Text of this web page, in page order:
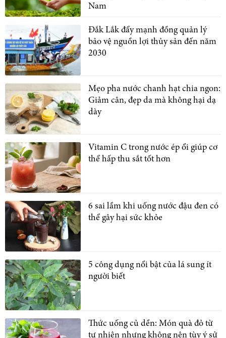
Nam
Đắk Lắk đẩy mạnh đồng quản lý
bảo vệ nguồn lợi thủy sản đến năm
2030
Mẹo pha nước chanh hạt chia ngon:
Giảm cân, đẹp da mà không hại dạ
dày
Vitamin C trong nước ép ổi giúp cơ
thể hấp thu sắt tốt hơn
6 sai lầm khi uống nước đậu đen có
thể gây hại sức khỏe
5 công dụng nổi bật của lá sung ít
người biết
Thức uống củ dền: Món quà đỏ từ
tự nhiên nhưng không nên tùy ý sử